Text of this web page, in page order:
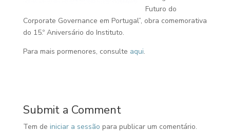
Futuro do
Corporate Governance em Portugal”, obra comemorativa
do 15.º Aniversário do Instituto.
Para mais pormenores, consulte aqui.
Submit a Comment
Tem de iniciar a sessão para publicar um comentário.